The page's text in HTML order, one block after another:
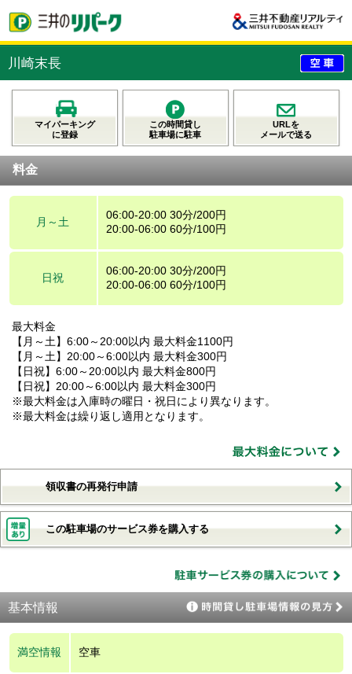
川崎末長
マイパーキング
に登録
この時間貸し
駐車場に駐車
URLを
メールで送る
料金
月～土
06:00-20:00 30分/200円
20:00-06:00 60分/100円
日祝
06:00-20:00 30分/200円
20:00-06:00 60分/100円
最大料金
【月～土】6:00～20:00以内 最大料金1100円
【月～土】20:00～6:00以内 最大料金300円
【日祝】6:00～20:00以内 最大料金800円
【日祝】20:00～6:00以内 最大料金300円
※最大料金は入庫時の曜日・祝日により異なります。
※最大料金は繰り返し適用となります。
領収書の再発行申請
この駐車場のサービス券を購入する
基本情報
満空情報 空車